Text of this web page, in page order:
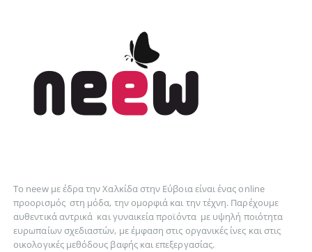
Το neew με έδρα την Xαλκίδα στην Εύβοια είναι ένας online
προορισμός στη μόδα, τηνομορφιά και τηντέχνη. Παρέχουμε
αυθεντικάαντρικά καιγυναικείαπροϊόντα με υψηλή ποιότητα
ευρωπαίων σχεδιαστών, με έμφαση στις οργανικές ίνες και στις
οικολογικές μεθόδους βαφής και επεξεργασίας.